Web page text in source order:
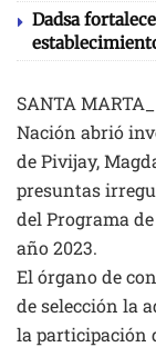
Dadsa
SANTA
Nación abrió
de Pivijay,
presuntas
del Programa
año 2023.
El órgano de
de selección la
la participación